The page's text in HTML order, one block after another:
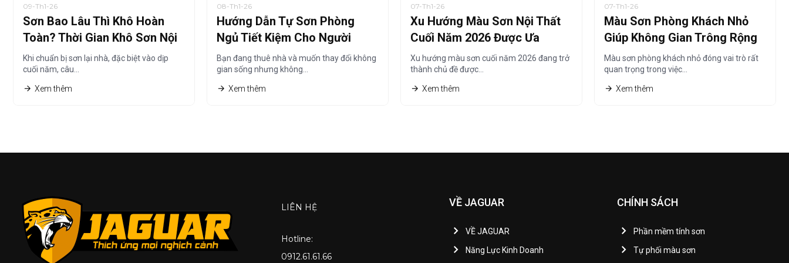
09-Th1-26
Sơn Bao Lâu Thì Khô Hoàn
Toàn? Thời Gian Khô Sơn Nội
Thất Chi Tiết Nhất
Khi chuẩn bị sơn lại nhà, đặc biệt vào dịp
cuối năm, câu…
Xem thêm
08-Th1-26
Hướng Dẫn Tự Sơn Phòng
Ngủ Tiết Kiệm Cho Người
Thuê Nhà
Bạn đang thuê nhà và muốn thay đổi không
gian sống nhưng không…
Xem thêm
07-Th1-26
Xu Hướng Màu Sơn Nội Thất
Cuối Năm 2026 Được Ưa
Chuộng Nhất
Xu hướng màu sơn cuối năm 2026 đang trở
thành chủ đề được…
Xem thêm
07-Th1-26
Màu Sơn Phòng Khách Nhỏ
Giúp Không Gian Trông Rộng
Hơn Năm 2026
Màu sơn phòng khách nhỏ đóng vai trò rất
quan trọng trong việc…
Xem thêm
LIÊN HỆ
Hotline:
0912.61.61.66
VỀ JAGUAR
VỀ JAGUAR
Năng Lực Kinh Doanh
CHÍNH SÁCH
Phần mềm tính sơn
Tự phối màu sơn